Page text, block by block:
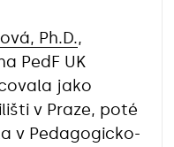
Ph.D.,
PedF UK
jako
v Praze, poté
v Pedagogicko-